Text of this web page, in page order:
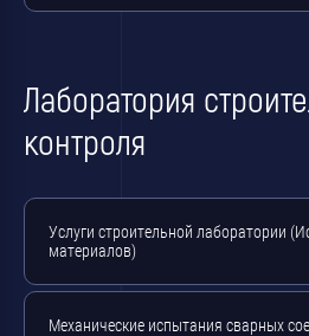
Лаборатория
контроля
Услуги строительной лаборатории
материалов)
Механические испытания сварных